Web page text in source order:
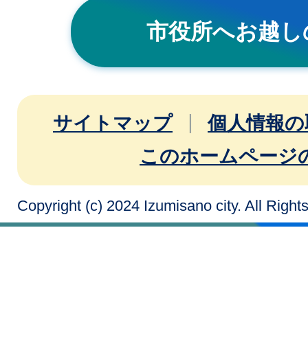
市役所へお越
サイトマップ
個人情報
このホームページ
Copyright (c) 2024 Izumisano city. All